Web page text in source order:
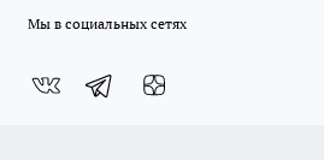
Мы в социальных сетях